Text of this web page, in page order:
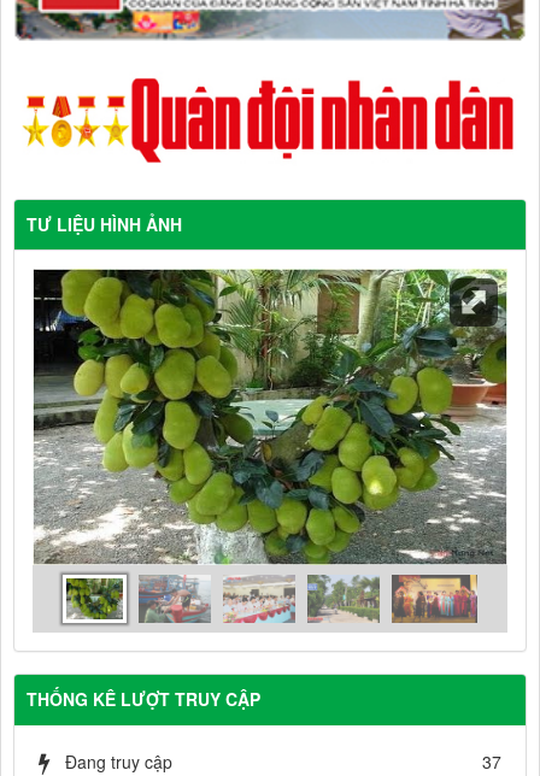
TƯ LIỆU HÌNH ẢNH
THỐNG KÊ LƯỢT TRUY CẬP
Đang truy cập 37